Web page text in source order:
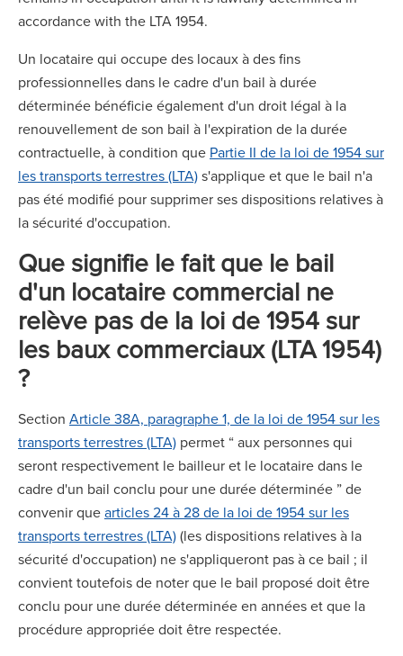
accordance with the LTA 1954.
Un locataire qui occupe des locaux à des fins
professionnelles dans le cadre d'un bail à durée
déterminée bénéficie également d'un droit légal à la
renouvellement de son bail à l'expiration de la durée
contractuelle, à condition que Partie II de la loi de 1954 sur
les transports terrestres (LTA)s'applique et que le bail n'a
pas été modifié pour supprimer ses dispositions relatives à
la sécurité d'occupation.
Que signifie le fait que le bail
d'un locataire commercial ne
relève pas de la loi de 1954 sur
les baux commerciaux (LTA 1954)
?
Section Article 38A, paragraphe 1, de la loi de 1954 sur les
transports terrestres (LTA) permet “ aux personnes qui
seront respectivement le bailleur et le locataire dans le
cadre d'un bail conclu pour une durée déterminée ” de
convenir quearticles 24 à 28 de la loi de 1954 sur les
transports terrestres (LTA)(les dispositions relatives à la
sécurité d'occupation) ne s'appliqueront pas à ce bail ; il
convient toutefois de noter que le bail proposé doit être
conclu pour une durée déterminée en années et que la
procédure appropriée doit être respectée.